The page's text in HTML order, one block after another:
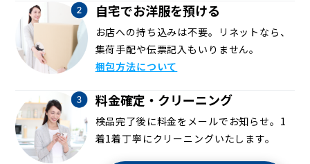
自宅でお洋服を預ける
お店への持ち込みは不要。リネットなら、
集荷手配や伝票記入もいりません。
梱包方法について
料金確定・クリーニング
検品完了後に料金をメールでお知らせ。1
着1着丁寧にクリーニングいたします。